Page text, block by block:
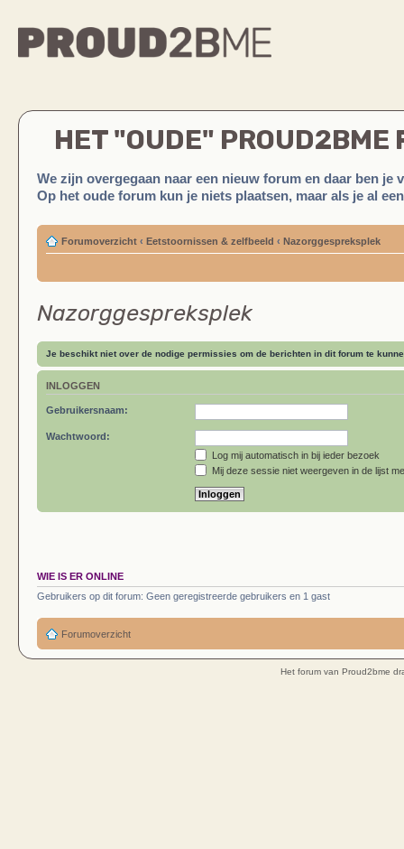
HET "OUDE" PROUD2BME
We zijn overgegaan naar een nieuw forum en daar ben je
Op het oude forum kun je niets plaatsen, maar als je al
Forumoverzicht ‹ Eetstoornissen & zelfbeeld ‹ Nazorggespreksplek
Nazorggespreksplek
Je beschikt niet over de nodige permissies om de berichten in dit forum te
INLOGGEN
Gebruikersnaam:
Wachtwoord:
Log mij automatisch in bij ieder bezoek
Mij deze sessie niet weergeven in de lijst
WIE IS ER ONLINE
Gebruikers op dit forum: Geen geregistreerde gebruikers en 1 gast
Forumoverzicht
Het forum van Proud2bme